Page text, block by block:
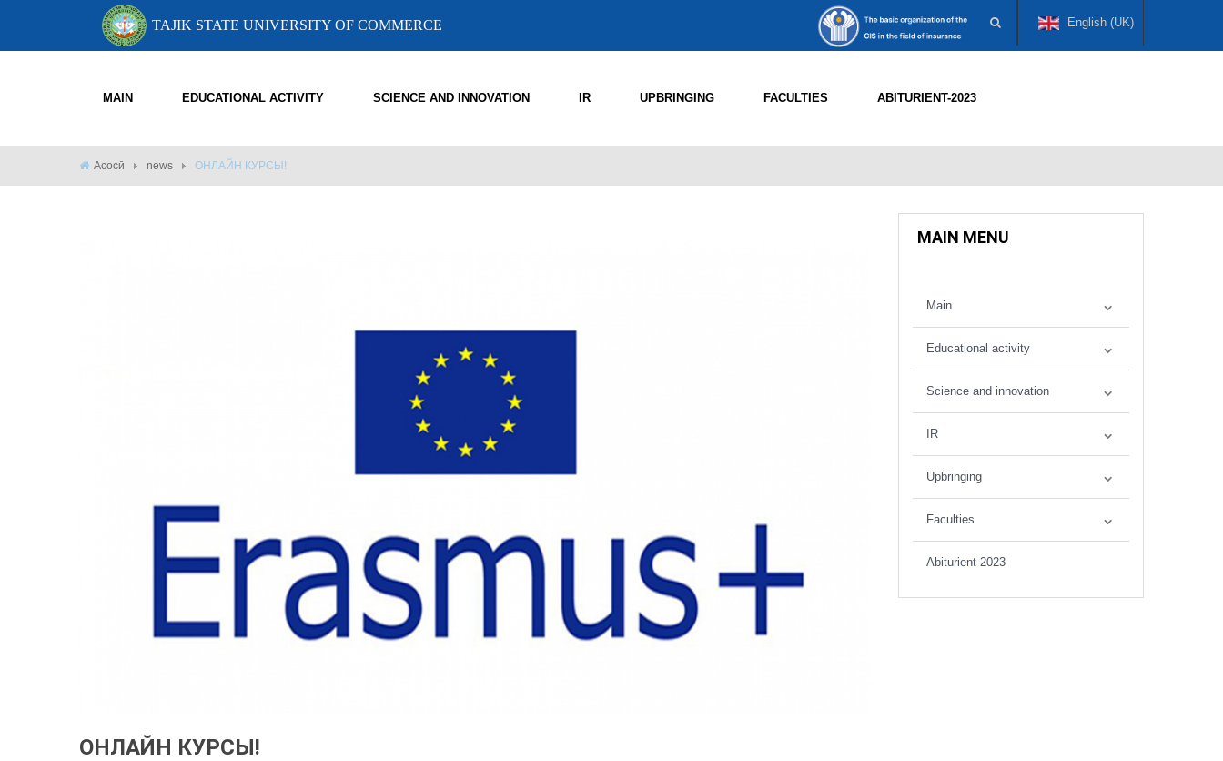
TAJIK STATE UNIVERSITY OF COMMERCE English (UK)
MAIN EDUCATIONAL ACTIVITY SCIENCE AND INNOVATION IR UPBRINGING FACULTIES ABITURIENT-2023
Асосӣ news ОНЛАЙН КУРСЫ!
ОНЛАЙН КУРСЫ!
MAIN MENU
Main
Educational activity
Science and innovation
IR
Upbringing
Faculties
Abiturient-2023